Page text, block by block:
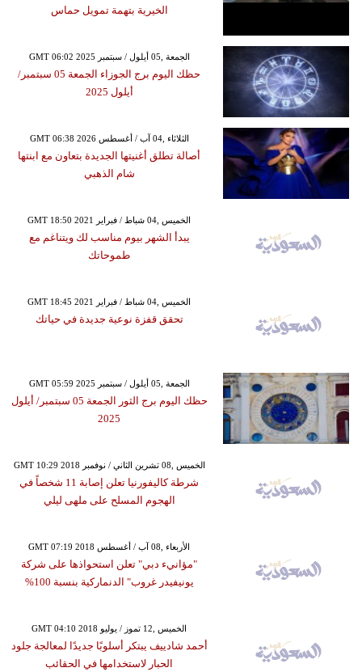
الخيرية بتهمة تمويل حماس
GMT 06:02 2025 الجمعة ,05 أيلول / سبتمبر
حظك اليوم برج الجوزاء الجمعة 05 سبتمبر/
أيلول 2025
GMT 06:38 2026 الثلاثاء ,04 آب / أغسطس
أصالة تطلق أغنيتها الجديدة بتعاون مع ابنتها
شام الذهبي
GMT 18:50 2021 الخميس ,04 شباط / فبراير
يبدأ الشهر بيوم مناسب لك ويتناغم مع
طموحاتك
GMT 18:45 2021 الخميس ,04 شباط / فبراير
تحقق قفزة نوعية جديدة في حياتك
GMT 05:59 2025 الجمعة ,05 أيلول / سبتمبر
حظك اليوم برج الثور الجمعة 05 سبتمبر/ أيلول
2025
GMT 10:29 2018 الخميس ,08 تشرين الثاني / نوفمبر
شرطة كاليفورنيا تعلن إصابة 11 شخصاً في
الهجوم المسلح على ملهى ليلي
GMT 07:19 2018 الأربعاء ,08 آب / أغسطس
"مؤانيء دبي" تعلن استحواذها على شركة
يونيفيدر غروب" الدنماركية بنسبة 100%
GMT 04:10 2018 الخميس ,12 تموز / يوليو
أحمد شادييف يبتكر أسلوبًا جديدًا لمعالجة جلود
الحبار لاستخدامها في الحقائب